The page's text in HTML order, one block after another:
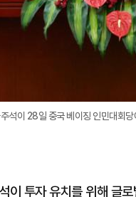
석이 28일 중국 베이징 인민대회
이 투자 유치를 위해 글